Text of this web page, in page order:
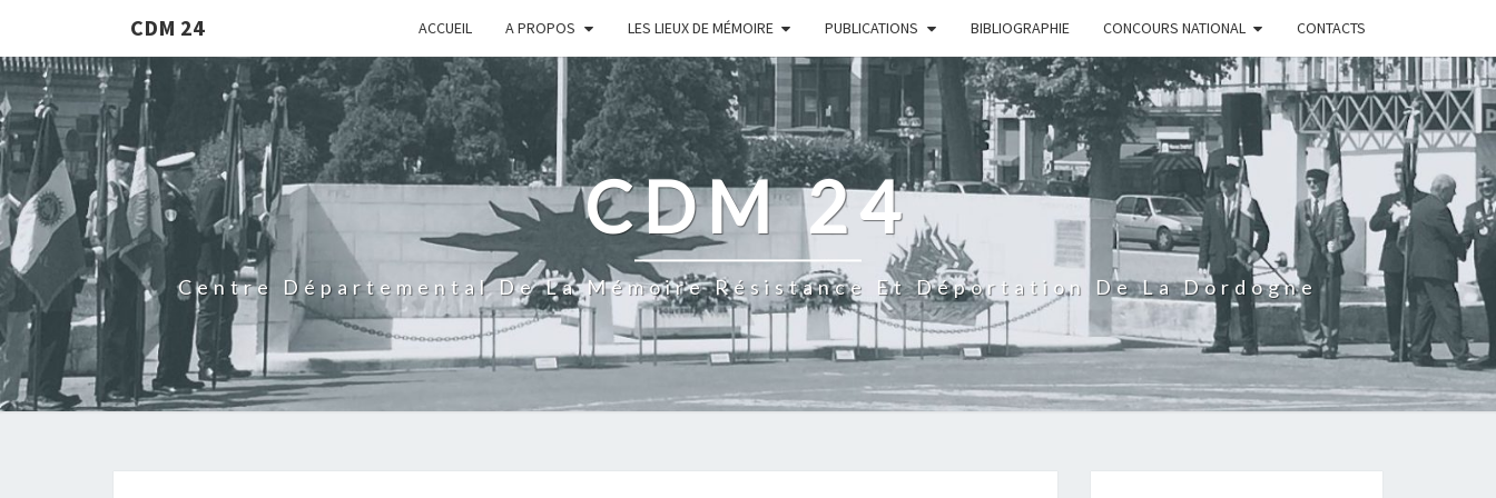
CDM 24 ACCUEIL A PROPOS LES LIEUX DE MÉMOIRE PUBLICATIONS BIBLIOGRAPHIE CONCOURS NATIONAL CONTACTS
CDM 24
Centre Départemental De La Mémoire Résistance Et Déportation De La Dordogne